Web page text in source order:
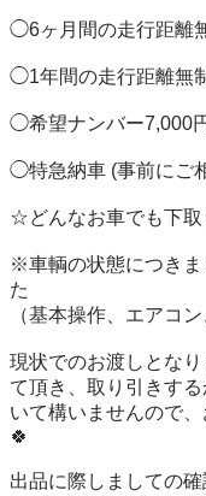
◯6ヶ月間の走行距離
◯1年間の走行距離無
◯希望ナンバー7,000
◯特急納車 (事前にご
☆どんなお車でも下
※車輌の状態につきま
た
（基本操作、エアコ
現状でのお渡しとな
て頂き、取り引きす
いて構いませんので
🍀
出品に際しましての